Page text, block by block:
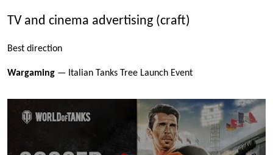
TV and cinema advertising (craft)
Best direction
Wargaming — Italian Tanks Tree Launch Event